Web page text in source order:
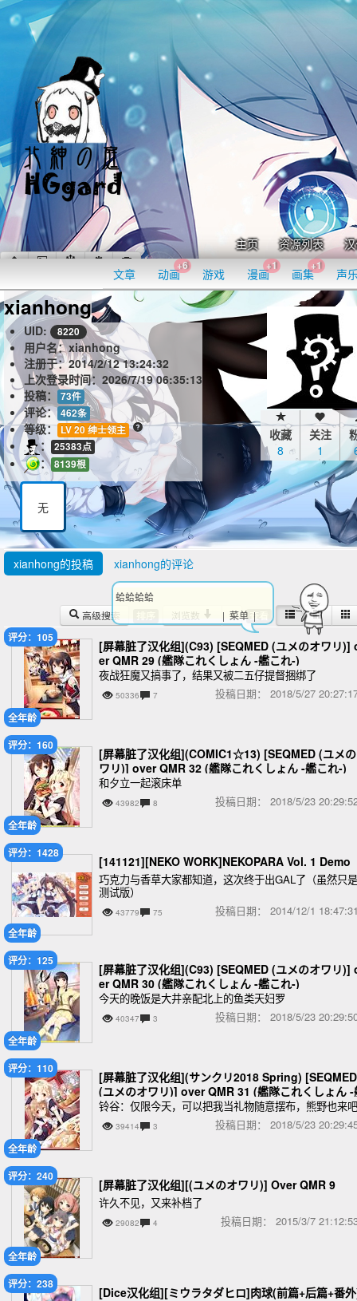
主页 资源列表
文章 动画
+6
游戏 漫画
+1
画集
+1
声
收藏
8
关注
1
xianhong
UID: 8220
用户名：xianhong
注册于：2014/2/12 13:24:32
上次登录时间： 2026/7/19 06:35:13
投稿：
73件
评论： 462条
等级： LV 20 绅士领主
： 25383点
： 8139根
无
xianhong的投稿 xianhong的评论
高级搜索 排序 浏览数 查看
全年龄
评分：105
[屏幕脏了汉化组](C93) [SEQMED (ユメのオワリ)]
er QMR 29 (艦隊これくしょん -艦これ-)
夜战狂魔又搞事了，结果又被二五仔提督捆绑了
50336 7 投稿日期： 2018/5/27
全年龄
评分：160
[屏幕脏了汉化组](COMIC1☆13) [SEQMED (ユメ
ワリ)] over QMR 32 (艦隊これくしょん -艦これ-)
和夕立一起滚床单
43982 8 投稿日期： 2018/5/23
全年龄
评分：1428
[141121][NEKO WORK]NEKOPARA Vol. 1 Demo
巧克力与香草大家都知道，这次终于出GAL了（虽然只是
测试版）
43779 75 投稿日期： 2014/12/1
全年龄
评分：125
[屏幕脏了汉化组](C93) [SEQMED (ユメのオワリ)]
er QMR 30 (艦隊これくしょん -艦これ-)
今天的晚饭是大井亲配北上的鱼类天妇罗
40347 3 投稿日期： 2018/5/23
全年龄
评分：110
[屏幕脏了汉化组](サンクリ2018 Spring) [SEQMED
(ユメのオワリ)] over QMR 31 (艦隊これくしょん -
これ-)
铃谷：仅限今天，可以把我当礼物随意摆布，熊野也来吧
39414 3 投稿日期： 2018/5/23
全年龄
评分：240
[屏幕脏了汉化组][(ユメのオワリ)] Over QMR 9
许久不见，又来补档了
29082 4 投稿日期： 2015/3/7
评分：238
[Dice汉化组][ミウラタダヒロ]肉球(前篇+后篇+番
蛤蛤蛤蛤
| 菜单 |